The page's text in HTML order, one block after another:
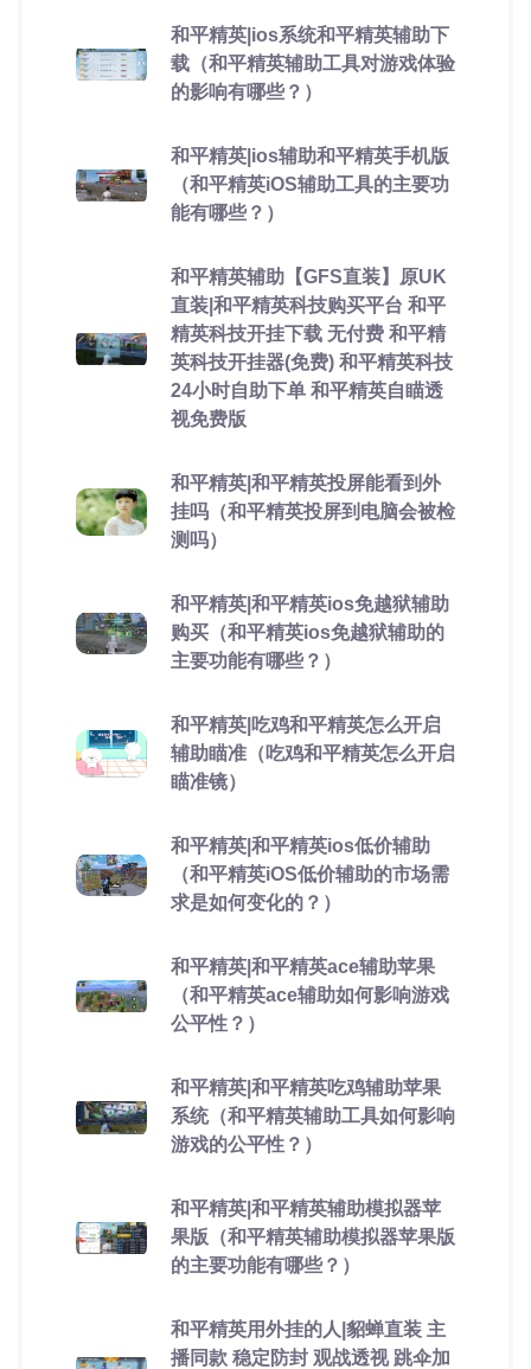
和平精英|ios系统和平精英辅助下
载（和平精英辅助工具对游戏体验
的影响有哪些？）
和平精英|ios辅助和平精英手机版
（和平精英iOS辅助工具的主要功
能有哪些？）
和平精英辅助【GFS直装】原UK
直装|和平精英科技购买平台 和平
精英科技开挂下载 无付费 和平精
英科技开挂器(免费) 和平精英科技
24小时自助下单 和平精英自瞄透
视免费版
和平精英|和平精英投屏能看到外
挂吗（和平精英投屏到电脑会被检
测吗）
和平精英|和平精英ios免越狱辅助
购买（和平精英ios免越狱辅助的
主要功能有哪些？）
和平精英|吃鸡和平精英怎么开启
辅助瞄准（吃鸡和平精英怎么开启
瞄准镜）
和平精英|和平精英ios低价辅助
（和平精英iOS低价辅助的市场需
求是如何变化的？）
和平精英|和平精英ace辅助苹果
（和平精英ace辅助如何影响游戏
公平性？）
和平精英|和平精英吃鸡辅助苹果
系统（和平精英辅助工具如何影响
游戏的公平性？）
和平精英|和平精英辅助模拟器苹
果版（和平精英辅助模拟器苹果版
的主要功能有哪些？）
和平精英用外挂的人|貂蝉直装 主
播同款 稳定防封 观战透视 跳伞加